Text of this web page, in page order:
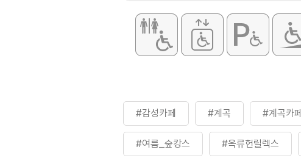
#감성카페 #계곡 #계곡카페
#여름_숲캉스 #옥류헌릴렉스